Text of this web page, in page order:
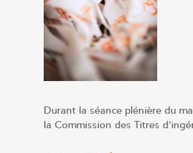
Durant la séance plénière du
la Commission des Titres